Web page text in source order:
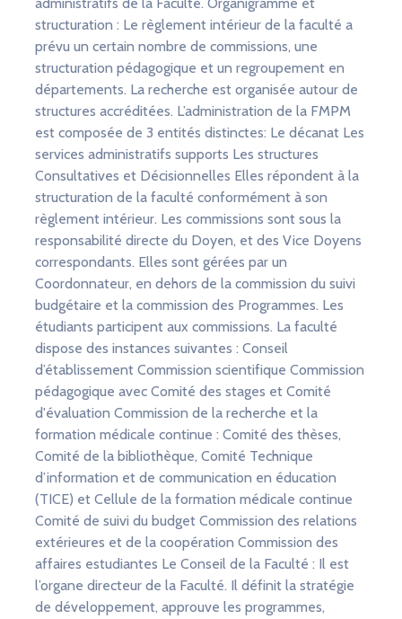
structuration : Le règlement intérieur de la faculté a
prévu un certain nombre de commissions, une
structuration pédagogique et un regroupement en
départements. La recherche est organisée autour de
structures accréditées. L’administration de la FMPM
est composée de 3 entités distinctes: Le décanat Les
services administratifs supports Les structures
Consultatives et Décisionnelles Elles répondent à la
structuration de la faculté conformément à son
règlement intérieur. Les commissions sont sous la
responsabilité directe du Doyen, et des Vice Doyens
correspondants. Elles sont gérées par un
Coordonnateur, en dehors de la commission du suivi
budgétaire et la commission des Programmes. Les
étudiants participent aux commissions. La faculté
dispose des instances suivantes : Conseil
d’établissement Commission scientifique Commission
pédagogique avec Comité des stages et Comité
d'évaluation Commission de la recherche et la
formation médicale continue : Comité des thèses,
Comité de la bibliothèque, Comité Technique
d’information et de communication en éducation
(TICE) et Cellule de la formation médicale continue
Comité de suivi du budget Commission des relations
extérieures et de la coopération Commission des
affaires estudiantes Le Conseil de la Faculté : Il est
l’organe directeur de la Faculté. Il définit la stratégie
de développement, approuve les programmes,